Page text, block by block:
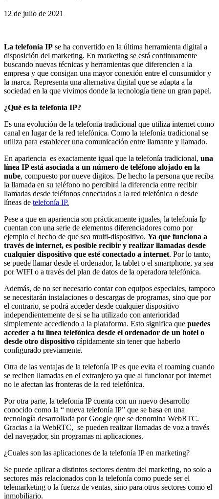
12 de julio de 2021
La telefonía IP se ha convertido en la última herramienta digital a
disposición del marketing. En marketing se está continuamente
buscando nuevas técnicas y herramientas que diferencien a la
empresa y que consigan una mayor conexión entre el consumidor y
la marca. Representa una alternativa digital que se adapta a la
sociedad en la que vivimos donde la tecnología tiene un gran papel.
¿Qué es la telefonía IP?
Es una evolución de la telefonía tradicional que utiliza internet como
canal en lugar de la red telefónica. Como la telefonía tradicional se
utiliza para establecer una comunicación entre llamante y llamado.
En apariencia es exactamente igual que la telefonía tradicional, una
línea IP está asociada a un número de teléfono alojado en la
nube, compuesto por nueve dígitos. De hecho la persona que reciba
la llamada en su teléfono no percibirá la diferencia entre recibir
llamadas desde teléfonos conectados a la red telefónica o desde
líneas de telefonía IP.
Pese a que en apariencia son prácticamente iguales, la telefonía Ip
cuentan con una serie de elementos diferenciadores como por
ejemplo el hecho de que sea multi-dispositivo. Ya que funciona a
través de internet, es posible recibir y realizar llamadas desde
cualquier dispositivo que esté conectado a internet. Por lo tanto,
se puede llamar desde el ordenador, la tablet o el smartphone, ya sea
por WIFI o a través del plan de datos de la operadora telefónica.
Además, de no ser necesario contar con equipos especiales, tampoco
se necesitarán instalaciones o descargas de programas, sino que por
el contrario, se podrá acceder desde cualquier dispositivo
independientemente de si se ha utilizado con anterioridad
simplemente accediendo a la plataforma. Esto significa que puedes
acceder a tu línea telefónica desde el ordenador de un hotel o
desde otro dispositivo rápidamente sin tener que haberlo
configurado previamente.
Otra de las ventajas de la telefonía IP es que evita el roaming cuando
se reciben llamadas en el extranjero ya que al funcionar por internet
no le afectan las fronteras de la red telefónica.
Por otra parte, la telefonía IP cuenta con un nuevo desarrollo
conocido como la “ nueva telefonía IP” que se basa en una
tecnología desarrollada por Google que se denomina WebRTC.
Gracias a la WebRTC, se pueden realizar llamadas de voz a través
del navegador, sin programas ni aplicaciones.
¿Cuales son las aplicaciones de la telefonía IP en marketing?
Se puede aplicar a distintos sectores dentro del marketing, no solo a
sectores más relacionados con la telefonía como puede ser el
telemarketing o la fuerza de ventas, sino para otros sectores como el
inmobiliario.